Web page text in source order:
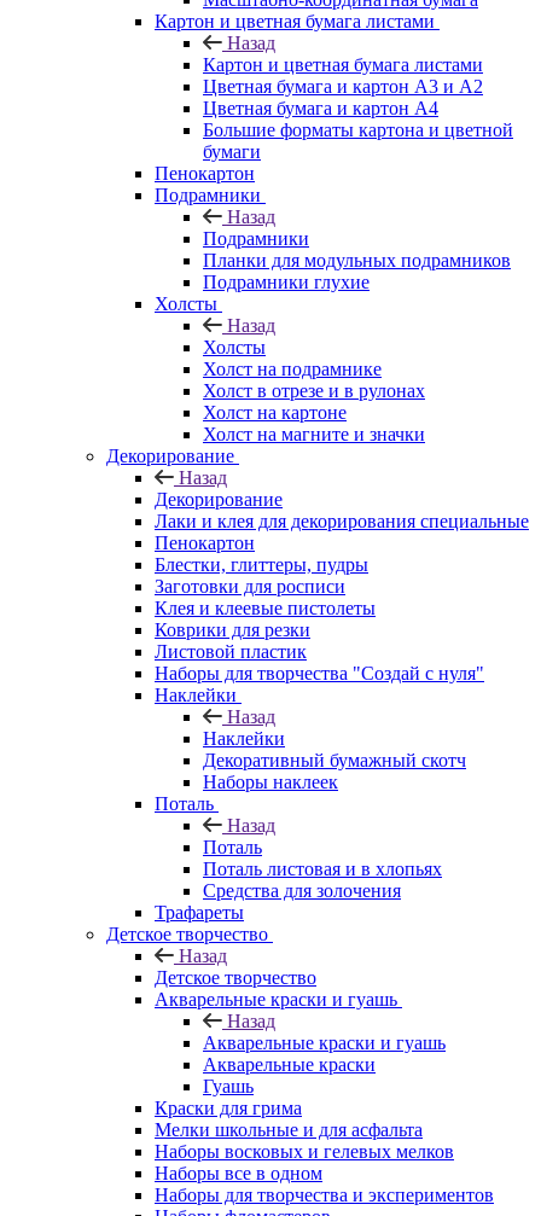
Картон и цветная бумага листами
Назад
Картон и цветная бумага листами
Цветная бумага и картон А3 и А2
Цветная бумага и картон А4
Большие форматы картона и цветной
бумаги
Пенокартон
Подрамники
Назад
Подрамники
Планки для модульных подрамников
Подрамники глухие
Холсты
Назад
Холсты
Холст на подрамнике
Холст в отрезе и в рулонах
Холст на картоне
Холст на магните и значки
Декорирование
Назад
Декорирование
Лаки и клея для декорирования специальные
Пенокартон
Блестки, глиттеры, пудры
Заготовки для росписи
Клея и клеевые пистолеты
Коврики для резки
Листовой пластик
Наборы для творчества "Создай с нуля"
Наклейки
Назад
Наклейки
Декоративный бумажный скотч
Наборы наклеек
Поталь
Назад
Поталь
Поталь листовая и в хлопьях
Средства для золочения
Трафареты
Детское творчество
Назад
Детское творчество
Акварельные краски и гуашь
Назад
Акварельные краски и гуашь
Акварельные краски
Гуашь
Краски для грима
Мелки школьные и для асфальта
Наборы восковых и гелевых мелков
Наборы все в одном
Наборы для творчества и экспериментов